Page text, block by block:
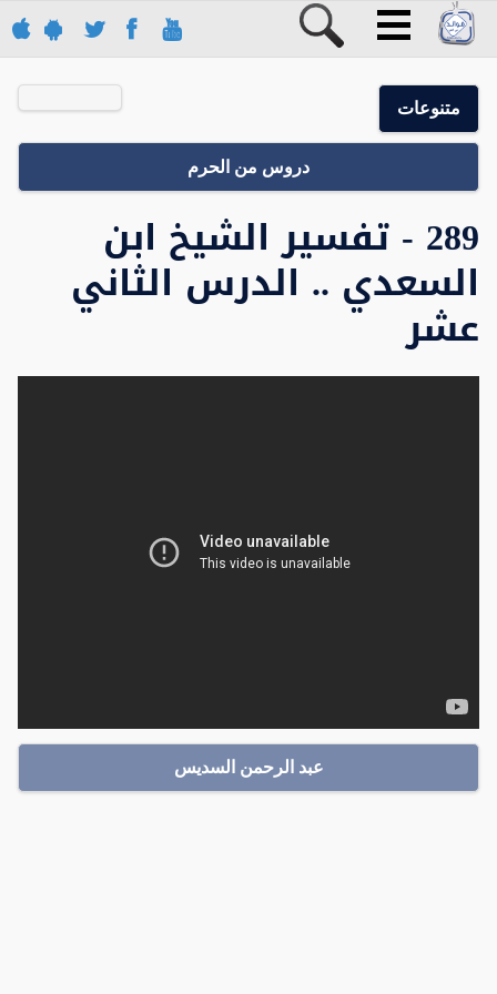
متنوعات
دروس من الحرم
289 - تفسير الشيخ ابن
السعدي .. الدرس الثاني
عشر
عبد الرحمن السديس